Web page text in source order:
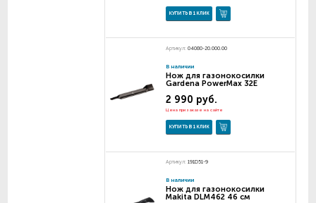
КУПИТЬ В 1 КЛИК
Артикул: 04080-20.000.00
В наличии
Нож для газонокосилки
Gardena PowerMax 32E
2 990 руб.
Цена при заказе на сайте
КУПИТЬ В 1 КЛИК
Артикул: 191D51-9
В наличии
Нож для газонокосилки
Makita DLM462 46 см